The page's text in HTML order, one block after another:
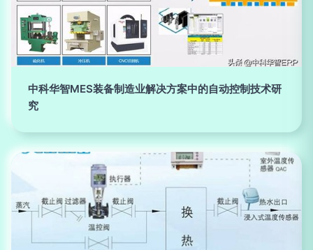
中科华智MES装备制造业解决方案中的自动控制技术研
究